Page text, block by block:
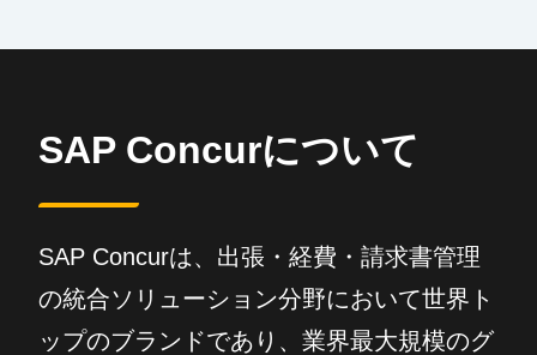
SAP Concurについて
SAP Concurは、出張・経費・請求書管理
の統合ソリューション分野において世界ト
ップのブランドであり、業界最大規模のグ